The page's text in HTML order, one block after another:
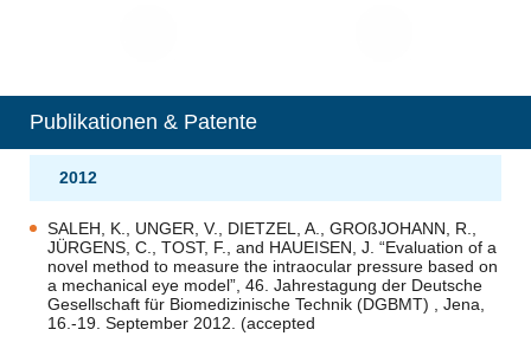
Publikationen & Patente
2012
SALEH, K., UNGER, V., DIETZEL, A., GROßJOHANN, R.,
JÜRGENS, C., TOST, F., and HAUEISEN, J. “Evaluation of a
novel method to measure the intraocular pressure based on
a mechanical eye model”, 46. Jahrestagung der Deutsche
Gesellschaft für Biomedizinische Technik (DGBMT) , Jena,
16.-19. September 2012. (accepted